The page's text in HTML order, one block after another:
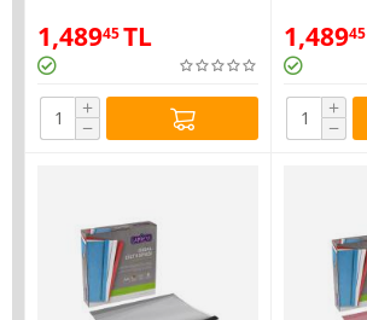
1,48945TL
+
−
1,48945
+
−